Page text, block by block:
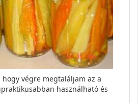
hogy végre megtaláljam az a
használható és